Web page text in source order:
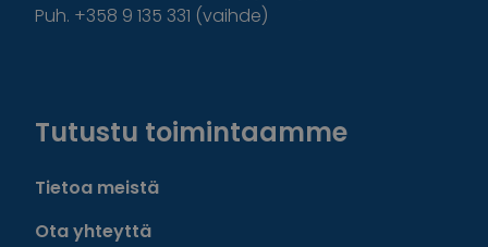
Puh. +358 9 135 331 (vaihde)
Tutustu toimintaamme
Tietoa meistä
Ota yhteyttä